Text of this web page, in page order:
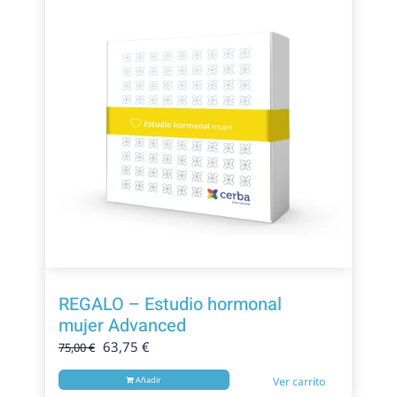
REGALO – Estudio hormonal
mujer Advanced
75,00€ El
original
63,75 €El
actual
Ver carrito
Añadir